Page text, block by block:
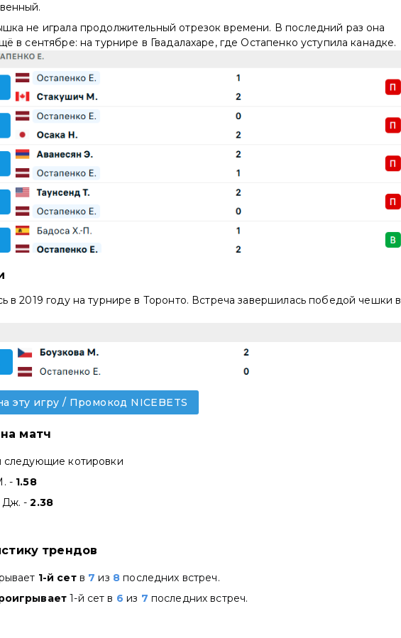
не играла продолжительный отрезок времени. В последний раз она
в сентябре: на турнире в Гвадалахаре, где Остапенко уступила канадке.
в 2019 году на турнире в Торонто. Встреча завершилась победой чешки в
эту игру / Промокод NICEBETS
матч
следующие котировки
- 1.58
Дж. -2.38
трендов
1-й сетв 7из 8последних встреч.
1-й сет в 6из 7 последних встреч.